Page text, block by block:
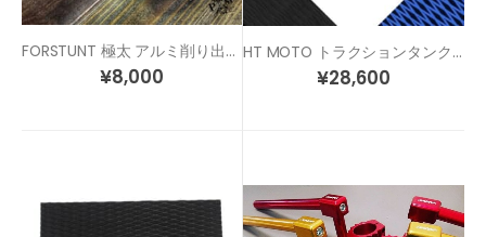
FORSTUNT 極太 アルミ削り出し スタント 汎用 ステップ ペグ
¥8,000
HT MOTO トラクションタンクパッド タンクフルカバータイプ
¥28,600